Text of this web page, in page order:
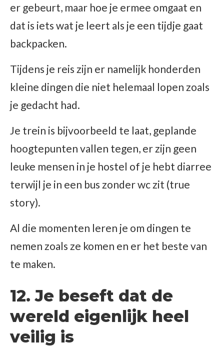
er gebeurt, maar hoe je ermee omgaat en
dat is iets wat je leert als je een tijdje gaat
backpacken.
Tijdens je reis zijn er namelijk honderden
kleine dingen die niet helemaal lopen zoals
je gedacht had.
Je trein is bijvoorbeeld te laat, geplande
hoogtepunten vallen tegen, er zijn geen
leuke mensen in je hostel of je hebt diarree
terwijl je in een bus zonder wc zit (true
story).
Al die momenten leren je om dingen te
nemen zoals ze komen en er het beste van
te maken.
12. Je beseft dat de
wereld eigenlijk heel
veilig is